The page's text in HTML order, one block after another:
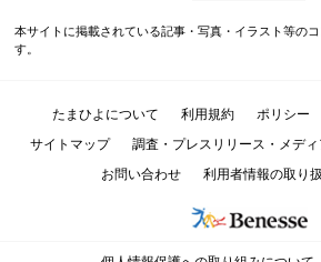
本サイトに掲載されている記事・写真・イラスト等の
す。
たまひよについて 利用規約 ポリシー
サイトマップ
調査・プレスリリース・メデ
お問い合わせ
利用者情報の取り